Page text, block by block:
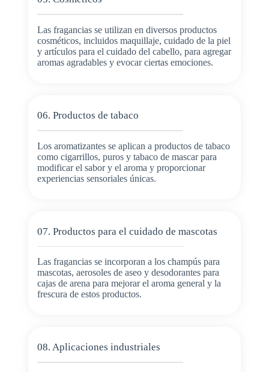
Las fragancias se utilizan en diversos productos
cosméticos, incluidos maquillaje, cuidado de la piel
y artículos para el cuidado del cabello, para agregar
aromas agradables y evocar ciertas emociones.
06. Productos de tabaco
Los aromatizantes se aplican a productos de tabaco
como cigarrillos, puros y tabaco de mascar para
modificar el sabor y el aroma y proporcionar
experiencias sensoriales únicas.
07. Productos para el cuidado de mascotas
Las fragancias se incorporan a los champús para
mascotas, aerosoles de aseo y desodorantes para
cajas de arena para mejorar el aroma general y la
frescura de estos productos.
08. Aplicaciones industriales